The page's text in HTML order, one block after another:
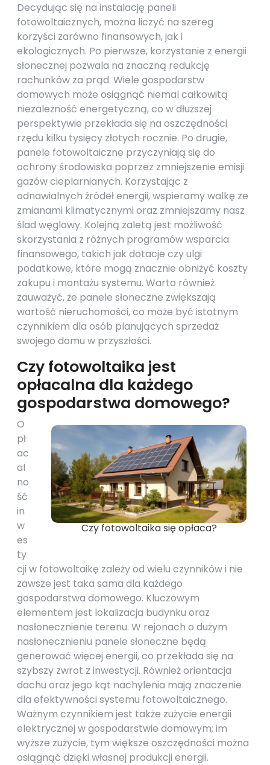
Decydując się na instalację paneli
fotowoltaicznych, można liczyć na szereg
korzyści zarówno finansowych, jak i
ekologicznych. Po pierwsze, korzystanie z energii
słonecznej pozwala na znaczną redukcję
rachunków za prąd. Wiele gospodarstw
domowych może osiągnąć niemal całkowitą
niezależność energetyczną, co w dłuższej
perspektywie przekłada się na oszczędności
rzędu kilku tysięcy złotych rocznie. Po drugie,
panele fotowoltaiczne przyczyniają się do
ochrony środowiska poprzez zmniejszenie emisji
gazów cieplarnianych. Korzystając z
odnawialnych źródeł energii, wspieramy walkę ze
zmianami klimatycznymi oraz zmniejszamy nasz
ślad węglowy. Kolejną zaletą jest możliwość
skorzystania z różnych programów wsparcia
finansowego, takich jak dotacje czy ulgi
podatkowe, które mogą znacznie obniżyć koszty
zakupu i montażu systemu. Warto również
zauważyć, że panele słoneczne zwiększają
wartość nieruchomości, co może być istotnym
czynnikiem dla osób planujących sprzedaż
swojego domu w przyszłości.
Czy fotowoltaika jest
opłacalna dla każdego
gospodarstwa domowego?
Czy fotowoltaika się opłaca?
O
pł
ac
al
no
ść
in
w
es
ty
cji w fotowoltaikę zależy od wielu czynników i nie
zawsze jest taka sama dla każdego
gospodarstwa domowego. Kluczowym
elementem jest lokalizacja budynku oraz
nasłonecznienie terenu. W rejonach o dużym
nasłonecznieniu panele słoneczne będą
generować więcej energii, co przekłada się na
szybszy zwrot z inwestycji. Również orientacja
dachu oraz jego kąt nachylenia mają znaczenie
dla efektywności systemu fotowoltaicznego.
Ważnym czynnikiem jest także zużycie energii
elektrycznej w gospodarstwie domowym; im
wyższe zużycie, tym większe oszczędności można
osiągnąć dzięki własnej produkcji energii.